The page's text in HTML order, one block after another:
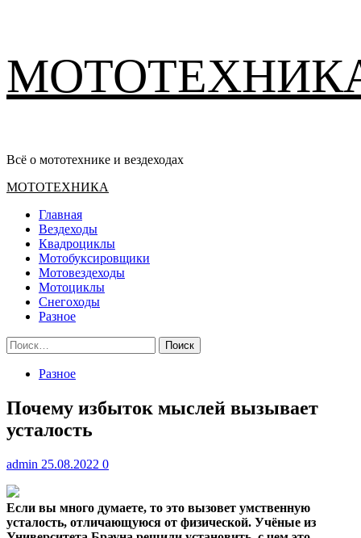
содержимому
Всё о мототехнике и вездеходах
Основное
МОТОТЕХНИКА
Главная
Вездеходы
Квадроциклы
Мотобуксировщики
Мотовездеходы
Мотоциклы
Снегоходы
Разное
Найти:
Разное
Почему избыток мыслей вызывает
усталость
admin 25.08.2022 0
Если вы много думаете, то это вызовет умственную
усталость, отличающуюся от физической. Учёные из